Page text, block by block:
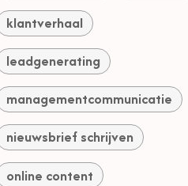
klantverhaal
leadgenerating
managementcommunicatie
nieuwsbrief schrijven
online content